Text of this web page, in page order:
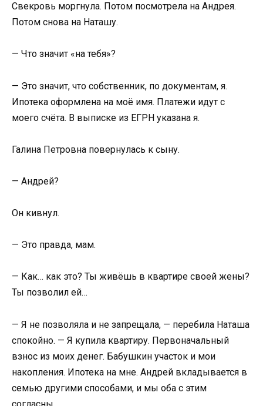
Свекровь моргнула. Потом посмотрела на Андрея.
Потом снова на Наташу.
— Что значит «на тебя»?
— Это значит, что собственник, по документам, я.
Ипотека оформлена на моё имя. Платежи идут с
моего счёта. В выписке из ЕГРН указана я.
Галина Петровна повернулась к сыну.
— Андрей?
Он кивнул.
— Это правда, мам.
— Как… как это? Ты живёшь в квартире своей жены?
Ты позволил ей…
— Я не позволяла и не запрещала, — перебила Наташа
спокойно. — Я купила квартиру. Первоначальный
взнос из моих денег. Бабушкин участок и мои
накопления. Ипотека на мне. Андрей вкладывается в
семью другими способами, и мы оба с этим
согласны.